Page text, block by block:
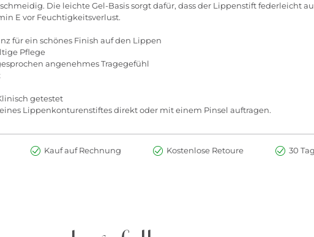
Die leichte Gel-Basis sorgt dafür, dass der Lippenstift federleicht
E vor Feuchtigkeitsverlust.
für ein schönes Finish auf den Lippen
Pflege
angenehmes Tragegefühl
getestet
Lippenkonturenstiftes direkt oder mit einem Pinsel auftragen.
Kauf auf Rechnung Kostenlose Retoure 30